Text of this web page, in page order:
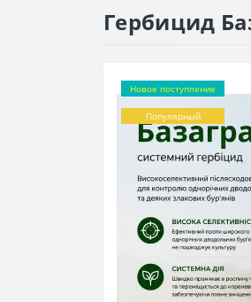
Гербицид
Новое поступление
Популярный